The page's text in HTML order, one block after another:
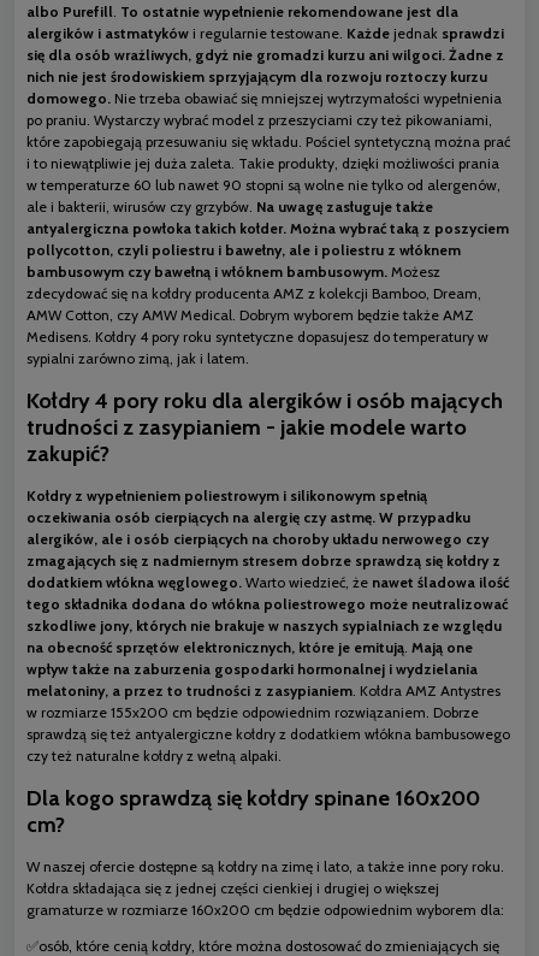
albo Purefill To ostatnie wypełnienie rekomendowane jest dla
alergików i astmatyków i regularnie testowane. Każde jednak sprawdzi
się dla osób wrażliwych, gdyż nie gromadzi kurzu ani wilgoci. Żadne z
nich nie jest środowiskiem sprzyjającym dla rozwoju roztoczy kurzu
domowego. Nie trzeba obawiać się mniejszej wytrzymałości wypełnienia
po praniu. Wystarczy wybrać model z przeszyciami czy też pikowaniami,
które zapobiegają przesuwaniu się wkładu. Pościel syntetyczną można prać
i to niewątpliwie jej duża zaleta. Takie produkty, dzięki możliwości prania
w temperaturze 60 lub nawet 90 stopni są wolne nie tylko od alergenów,
ale i bakterii, wirusów czy grzybów. Na uwagę zasługuje także
antyalergiczna powłoka takich kołder. Można wybrać taką z poszyciem
pollycotton, czyli poliestru i bawełny, ale i poliestru z włóknem
bambusowym czy bawełną i włóknem bambusowym. Możesz
zdecydować się na kołdry producenta AMZ z kolekcji Bamboo, Dream,
AMW Cotton, czy AMW Medical. Dobrym wyborem będzie także AMZ
Medisens. Kołdry 4 pory roku syntetyczne dopasujesz do temperatury w
sypialni zarówno zimą, jak i latem.
Kołdry 4 pory roku dla alergików i osób mających
trudności z zasypianiem - jakie modele warto
zakupić?
Kołdry z wypełnieniem poliestrowym i silikonowym spełnią
oczekiwania osób cierpiących na alergię czy astmę. W przypadku
alergików, ale i osób cierpiących na choroby układu nerwowego czy
zmagających się z nadmiernym stresem dobrze sprawdzą się kołdry z
dodatkiem włókna węglowego. Warto wiedzieć, że nawet śladowa ilość
tego składnika dodana do włókna poliestrowego może neutralizować
szkodliwe jony, których nie brakuje w naszych sypialniach ze względu
na obecność sprzętów elektronicznych, które je emitują Mają one
wpływ także na zaburzenia gospodarki hormonalnej i wydzielania
melatoniny, a przez to trudności z zasypianiem . Kołdra AMZ Antystres
w rozmiarze 155x200 cm będzie odpowiednim rozwiązaniem. Dobrze
sprawdzą się też antyalergiczne kołdry z dodatkiem włókna bambusowego
czy też naturalne kołdry z wełną alpaki.
Dla kogo sprawdzą się kołdry spinane 160x200
cm?
W naszej ofercie dostępne są kołdry na zimę i lato, a także inne pory roku.
Kołdra składająca się z jednej części cienkiej i drugiej o większej
gramaturze w rozmiarze 160x200 cm będzie odpowiednim wyborem dla:
✅osób, które cenią kołdry, które można dostosować do zmieniających się